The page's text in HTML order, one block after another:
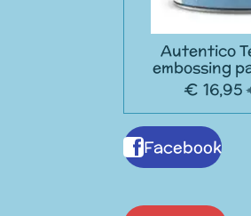
Autentico
embossing
€ 16,95
Facebook